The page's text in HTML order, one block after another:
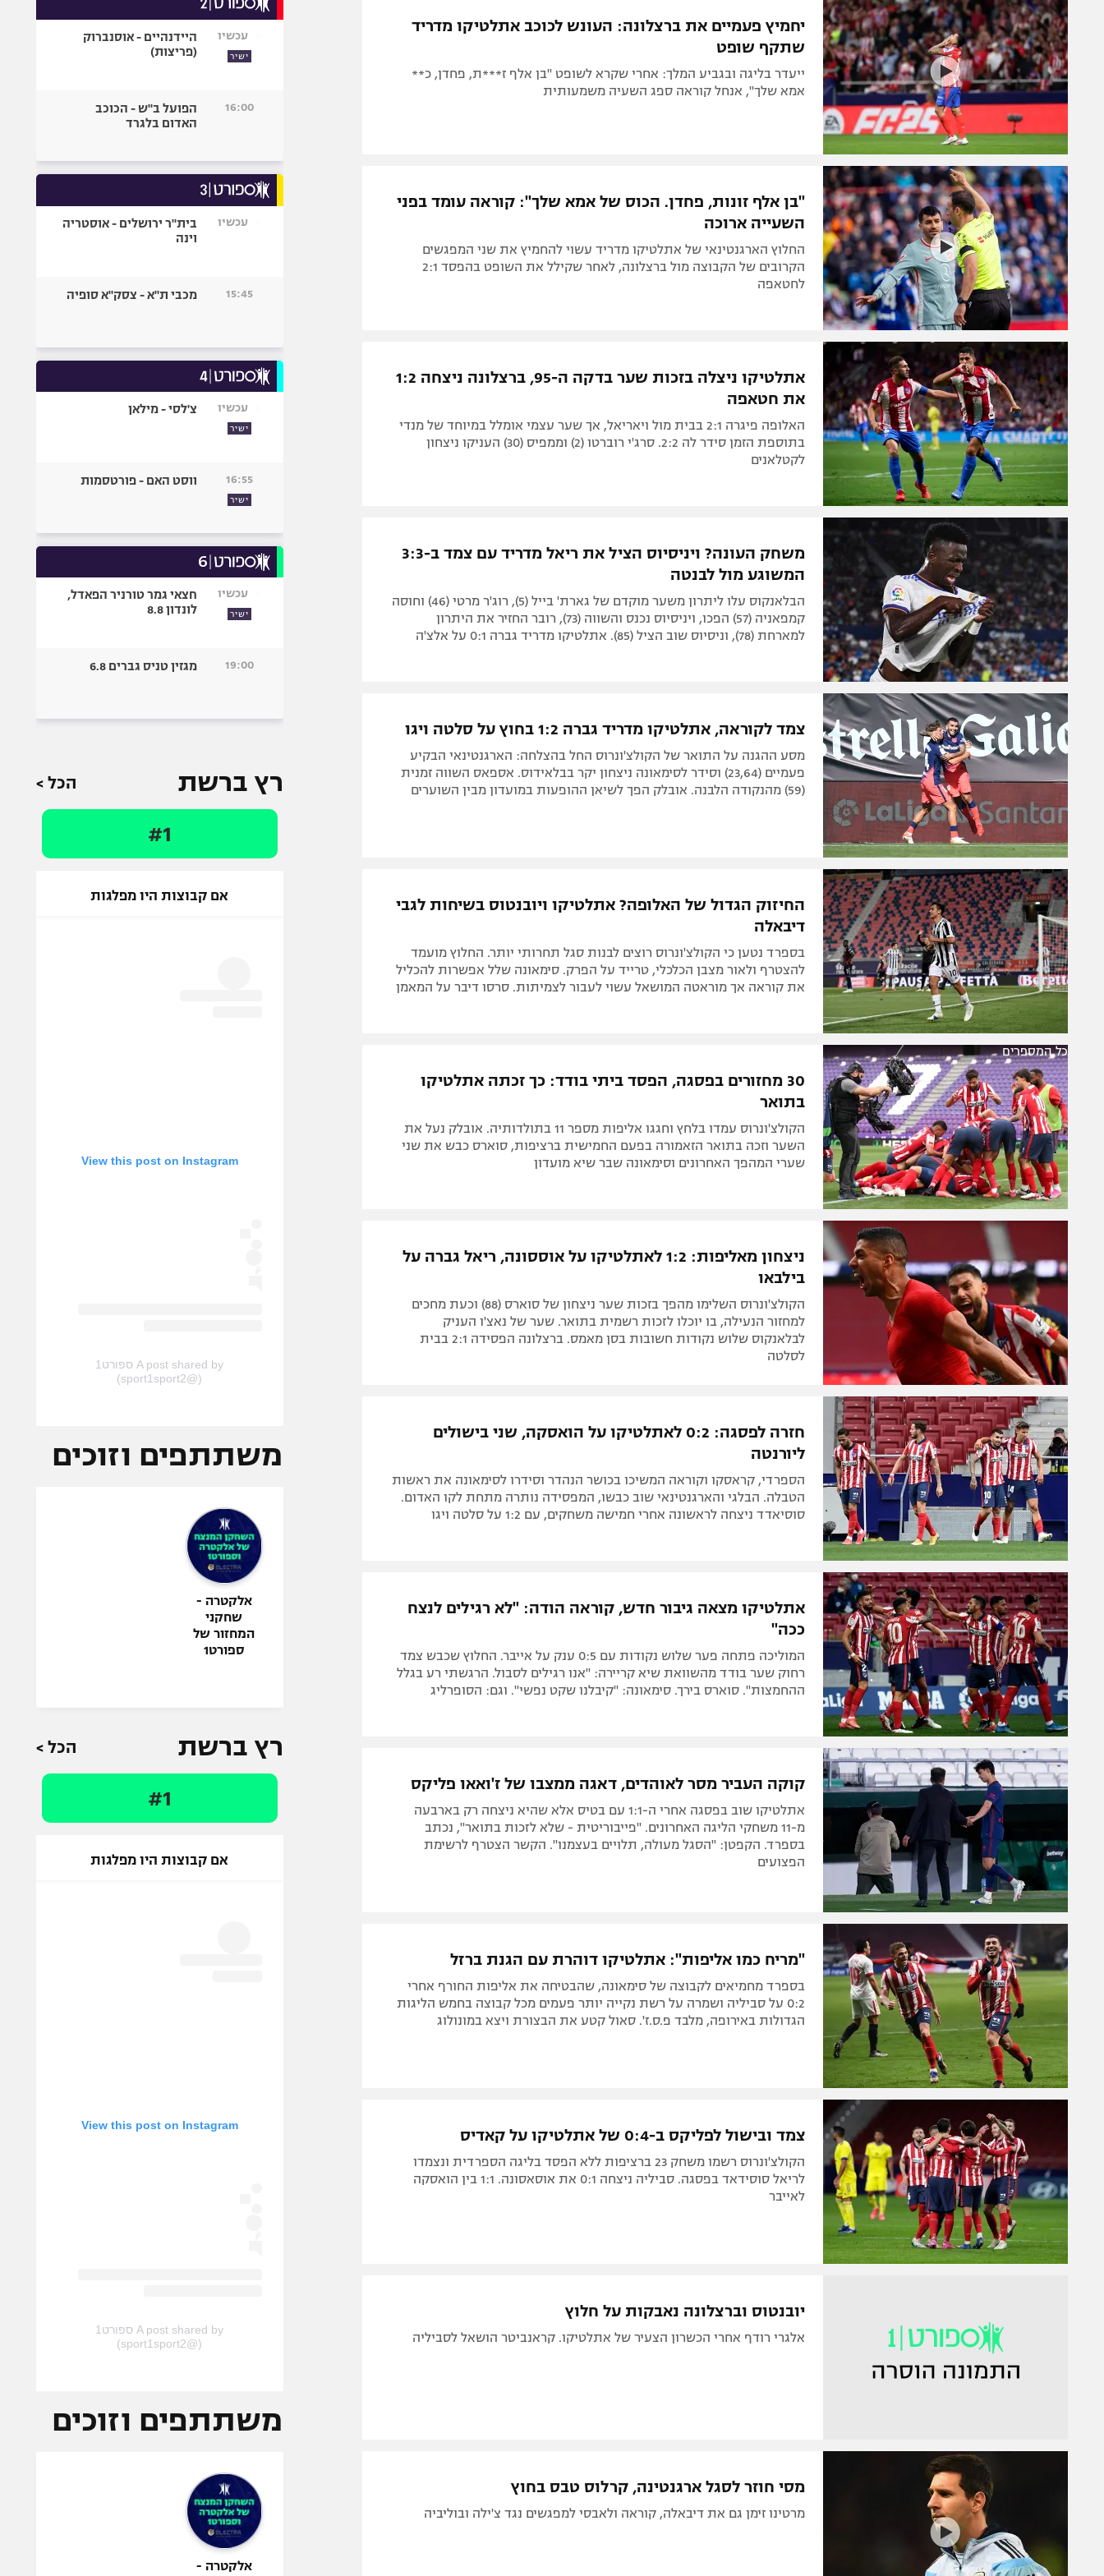
תקנון משתתפים וזוכים בפרסים
תקנון עבור פעילות אלקטרה
תקנון עבור פעילות ספורט 1 – "מרלן"
טניס
גיימינג E-Sports
תנאי שימוש
מדיניות פרטיות
תקנון פעילות ספורט 1
רשיון להקרנה פומבית לבית עסק
הצטרפות לחבילת הערוצים
לוח דרושים – ג'ובנט
תגיות
המגזין
הפועל באר שבע
מכבי נתניה
ליגות נוספות
ספורט מוטורי
בייסבול MLB
גיימינג E-Sports
יחמיץ פעמיים את ברצלונה: העונש לכוכב אתלטיקו מדריד
שתקף שופט
ייעדר בליגה ובגביע המלך: אחרי שקרא לשופט "בן אלף ז***ת, פחדן, כ**
אמא שלך", אנחל קוראה ספג השעיה משמעותית
"בן אלף זונות, פחדן. הכוס של אמא שלך": קוראה עומד בפני
השעייה ארוכה
החלוץ הארגנטינאי של אתלטיקו מדריד עשוי להחמיץ את שני המפגשים
הקרובים של הקבוצה מול ברצלונה, לאחר שקילל את השופט בהפסד 2:1
לחטאפה
אתלטיקו ניצלה בזכות שער בדקה ה-95, ברצלונה ניצחה 1:2
את חטאפה
האלופה פיגרה 2:1 בבית מול ויאריאל, אך שער עצמי אומלל במיוחד של מנדי
בתוספת הזמן סידר לה 2:2. סרג'י רוברטו (2) וממפיס (30) העניקו ניצחון
לקטלאנים
משחק העונה? ויניסיוס הציל את ריאל מדריד עם צמד ב-3:3
המשוגע מול לבנטה
הבלאנקוס עלו ליתרון משער מוקדם של גארת' בייל (5), רוג'ר מרטי (46) וחוסה
קמפאניה (57) הפכו, ויניסיוס נכנס והשווה (73), רובר החזיר את היתרון
למארחת (78), וניסיוס שוב הציל (85). אתלטיקו מדריד גברה 0:1 על אלצ'ה
צמד לקוראה, אתלטיקו מדריד גברה 1:2 בחוץ על סלטה ויגו
מסע ההגנה על התואר של הקולצ'ונרוס החל בהצלחה: הארגנטינאי הבקיע
פעמיים (23,64) וסידר לסימאונה ניצחון יקר בבלאידוס. אספאס השווה זמנית
(59) מהנקודה הלבנה. אובלק הפך לשיאן ההופעות במועדון מבין השוערים
החיזוק הגדול של האלופה? אתלטיקו ויובנטוס בשיחות לגבי
דיבאלה
בספרד נטען כי הקולצ'ונרוס רוצים לבנות סגל תחרותי יותר. החלוץ מועמד
להצטרף ולאור מצבן הכלכלי, טרייד על הפרק. סימאונה שלל אפשרות להכליל
את קוראה אך מוראטה המושאל עשוי לעבור לצמיתות. סרסו דיבר על המאמן
כל המספרים
30 מחזורים בפסגה, הפסד ביתי בודד: כך זכתה אתלטיקו
בתואר
הקולצ'ונרוס עמדו בלחץ וחגגו אליפות מספר 11 בתולדותיה. אובלק נעל את
השער וזכה בתואר הזאמורה בפעם החמישית ברציפות, סוארס כבש את שני
שערי המהפך האחרונים וסימאונה שבר שיא מועדון
ניצחון מאליפות: 1:2 לאתלטיקו על אוססונה, ריאל גברה על
בילבאו
הקולצ'ונרוס השלימו מהפך בזכות שער ניצחון של סוארס (88) וכעת מחכים
למחזור הנעילה, בו יוכלו לזכות רשמית בתואר. שער של נאצ'ו העניק
לבלאנקוס שלוש נקודות חשובות בסן מאמס. ברצלונה הפסידה 2:1 בבית
לסלטה
חזרה לפסגה: 0:2 לאתלטיקו על הואסקה, שני בישולים
ליורנטה
הספרדי, קראסקו וקוראה המשיכו בכושר הנהדר וסידרו לסימאונה את ראשות
הטבלה. הבלגי והארגנטינאי שוב כבשו, המפסידה נותרה מתחת לקו האדום.
סוסיאדד ניצחה לראשונה אחרי חמישה משחקים, עם 1:2 על סלטה ויגו
אתלטיקו מצאה גיבור חדש, קוראה הודה: "לא רגילים לנצח
ככה"
המוליכה פתחה פער שלוש נקודות עם 0:5 ענק על אייבר. החלוץ שכבש צמד
רחוק שער בודד מהשוואת שיא קריירה: "אנו רגילים לסבול. הרגשתי רע בגלל
ההחמצות". סוארס בירך. סימאונה: "קיבלנו שקט נפשי". וגם: הסופרליג
קוקה העביר מסר לאוהדים, דאגה ממצבו של ז'ואאו פליקס
אתלטיקו שוב בפסגה אחרי ה-1:1 עם בטיס אלא שהיא ניצחה רק בארבעה
מ-11 משחקי הליגה האחרונים. "פייבוריטית - שלא לזכות בתואר", נכתב
בספרד. הקפטן: "הסגל מעולה, תלויים בעצמנו". הקשר הצטרף לרשימת
הפצועים
"מריח כמו אליפות": אתלטיקו דוהרת עם הגנת ברזל
בספרד מחמיאים לקבוצה של סימאונה, שהבטיחה את אליפות החורף אחרי
0:2 על סביליה ושמרה על רשת נקייה יותר פעמים מכל קבוצה בחמש הליגות
הגדולות באירופה, מלבד פ.ס.ז'. סאול קטע את הבצורת ויצא במונולוג
צמד ובישול לפליקס ב-0:4 של אתלטיקו על קאדיס
הקולצ'ונרוס רשמו משחק 23 ברציפות ללא הפסד בליגה הספרדית ונצמדו
לריאל סוסידאד בפסגה. סביליה ניצחה 0:1 את אוסאסונה. 1:1 בין הואסקה
לאייבר
יובנטוס וברצלונה נאבקות על חלוץ
אלגרי רודף אחרי הכשרון הצעיר של אתלטיקו. קראנביטר הושאל לסביליה
מסי חוזר לסגל ארגנטינה, קרלוס טבס בחוץ
מרטינו זימן גם את דיבאלה, קוראה ולאבסי למפגשים נגד צ'ילה ובוליביה
עכשיו
ישיר
היידנהיים - אוסנברוק
(פריצות)
16:00
הפועל ב"ש - הכוכב
האדום בלגרד
עכשיו
בית"ר ירושלים - אוסטריה
וינה
15:45 מכבי ת"א - צסק"א סופיה
עכשיו
ישיר
צ'לסי - מילאן
16:55
ישיר
ווסט האם - פורטסמות
עכשיו
ישיר
חצאי גמר טורניר הפאדל,
לונדון 8.8
19:00 מגזין טניס גברים 6.8
רץ ברשת הכל >
#1
אם קבוצות היו מפלגות
View this post on Instagram
A post shared by ספורט1
(@sport1sport2)
משתתפים וזוכים
אלקטרה -
שחקני
המחזור של
ספורט1
רץ ברשת הכל >
#1
אם קבוצות היו מפלגות
View this post on Instagram
A post shared by ספורט1
(@sport1sport2)
משתתפים וזוכים
אלקטרה -